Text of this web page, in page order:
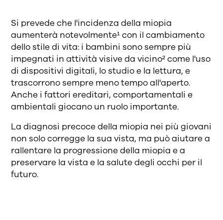
Si prevede che l'incidenza della miopia
aumenterà notevolmente¹ con il cambiamento
dello stile di vita: i bambini sono sempre più
impegnati in attività visive da vicino² come l'uso
di dispositivi digitali, lo studio e la lettura, e
trascorrono sempre meno tempo all'aperto.
Anche i fattori ereditari, comportamentali e
ambientali giocano un ruolo importante.
La diagnosi precoce della miopia nei più giovani
non solo corregge la sua vista, ma può aiutare a
rallentare la progressione della miopia e a
preservare la vista e la salute degli occhi per il
futuro.